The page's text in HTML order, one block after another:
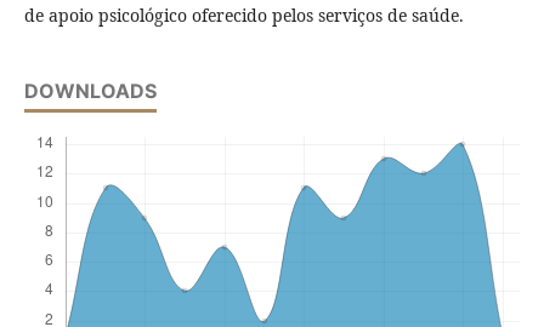
de apoio psicológico oferecido pelos serviços de saúde.
DOWNLOADS